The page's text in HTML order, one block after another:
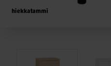
hiekkatammi